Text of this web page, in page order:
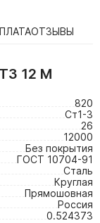
ОТЗЫВЫ
12 М
820
Ст1-3
26
12000
Без покрытия
ГОСТ 10704-91
Сталь
Круглая
Прямошовная
Россия
0.524373